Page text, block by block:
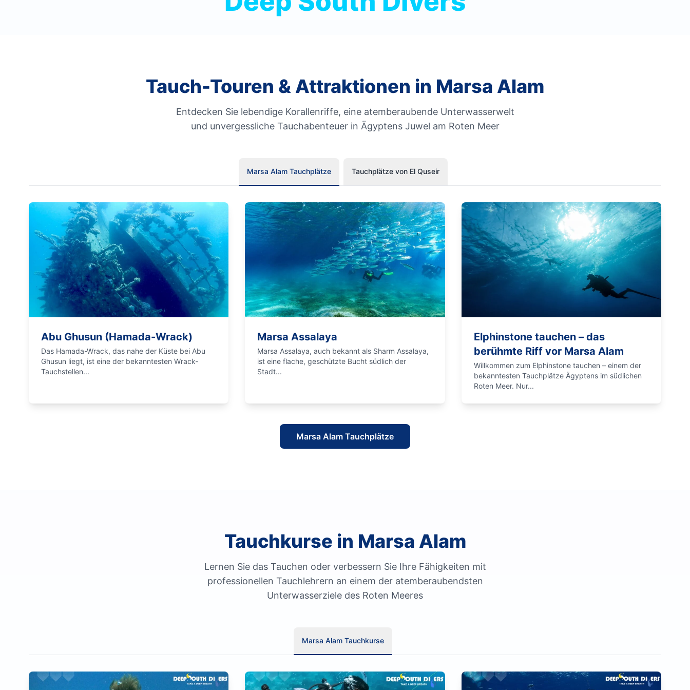
Tauch-Touren & Attraktionen in Marsa Alam
Entdecken Sie lebendige Korallenriffe, eine atemberaubende Unterwasserwelt
und unvergessliche Tauchabenteuer in Ägyptens Juwel am Roten Meer
Marsa Alam Tauchplätze Tauchplätze von El Quseir
Abu Ghusun (Hamada-Wrack)
Das Hamada-Wrack, das nahe der Küste bei Abu
Ghusun liegt, ist eine der bekanntesten Wrack-
Tauchstellen...
Marsa Assalaya
Marsa Assalaya, auch bekannt als Sharm Assalaya,
ist eine flache, geschützte Bucht südlich der
Stadt...
Elphinstone tauchen – das
berühmte Riff vor Marsa Alam
Willkommen zum Elphinstone tauchen – einem der
bekanntesten Tauchplätze Ägyptens im südlichen
Roten Meer. Nur...
Marsa Alam Tauchplätze
Tauchkurse in Marsa Alam
Lernen Sie das Tauchen oder verbessern Sie Ihre Fähigkeiten mit
professionellen Tauchlehrern an einem der atemberaubendsten
Unterwasserziele des Roten Meeres
Marsa Alam Tauchkurse